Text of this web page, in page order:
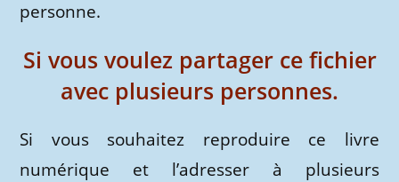
personne.
Si vous voulez partager ce fichier
avec plusieurs personnes.
Si vous souhaitez reproduire ce livre
numérique et l’adresser à plusieurs